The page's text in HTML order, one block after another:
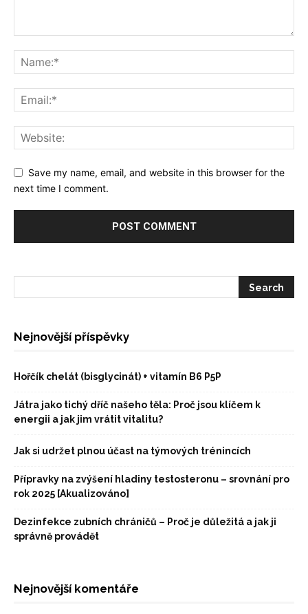
Save my name, email, and website in this browser for the
next time I comment.
Nejnovější příspěvky
Hořčík chelát (bisglycinát) + vitamín B6 P5P
Játra jako tichý dříč našeho těla: Proč jsou klíčem k
energii a jak jim vrátit vitalitu?
Jak si udržet plnou účast na týmových trénincích
Přípravky na zvýšení hladiny testosteronu – srovnání pro
rok 2025 [Akualizováno]
Dezinfekce zubních chráničů – Proč je důležitá a jak ji
správně provádět
Nejnovější komentáře